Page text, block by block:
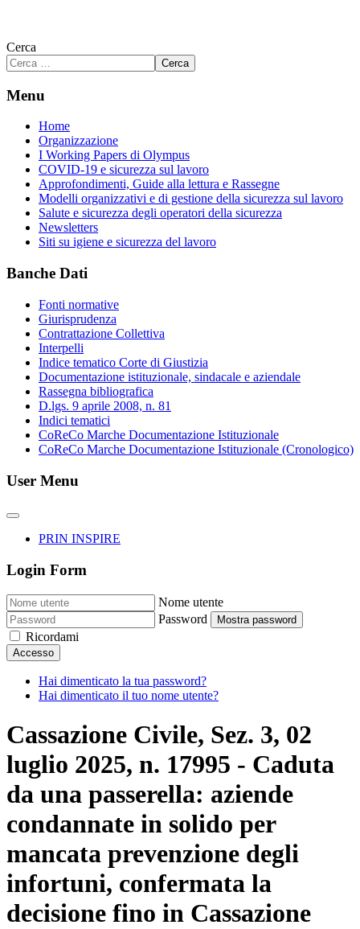
Cerca
Cerca
Menu
Home
Organizzazione
I Working Papers di Olympus
COVID-19 e sicurezza sul lavoro
Approfondimenti, Guide alla lettura e Rassegne
Modelli organizzativi e di gestione della sicurezza sul lavoro
Salute e sicurezza degli operatori della sicurezza
Newsletters
Siti su igiene e sicurezza del lavoro
Banche Dati
Fonti normative
Giurisprudenza
Contrattazione Collettiva
Interpelli
Indice tematico Corte di Giustizia
Documentazione istituzionale, sindacale e aziendale
Rassegna bibliografica
D.lgs. 9 aprile 2008, n. 81
Indici tematici
CoReCo Marche Documentazione Istituzionale
CoReCo Marche Documentazione Istituzionale (Cronologico)
User Menu
PRIN INSPIRE
Login Form
Nome utente
Password
Mostra password
Ricordami
Accesso
Hai dimenticato la tua password?
Hai dimenticato il tuo nome utente?
Cassazione Civile, Sez. 3, 02
luglio 2025, n. 17995 - Caduta
da una passerella: aziende
condannate in solido per
mancata prevenzione degli
infortuni, confermata la
decisione fino in Cassazione